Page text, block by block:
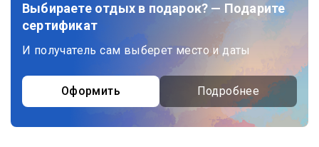
Выбираете отдых в подарок? — Подарите
сертификат
И получатель сам выберет место и даты
Оформить Подробнее